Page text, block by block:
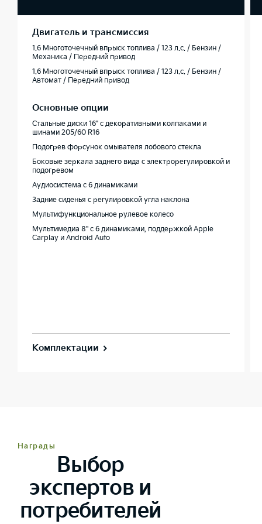
Двигатель и трансмиссия
1.6 Многоточечный впрыск топлива / 123 л.с. / Бензин /
Механика / Передний привод
1.6 Многоточечный впрыск топлива / 123 л.с. / Бензин /
Автомат / Передний привод
Основные опции
Стальные диски 16" с декоративными колпаками и
шинами 205/60 R16
Подогрев форсунок омывателя лобового стекла
Боковые зеркала заднего вида с электрорегулировкой и
подогревом
Аудиосистема с 6 динамиками
Задние сиденья с регулировкой угла наклона
Мультифункциональное рулевое колесо
Мультимедиа 8'' с 6 динамиками, поддержкой Apple
Carplay и Android Auto
Комплектации
Награды
Выбор
экспертов и
потребителей